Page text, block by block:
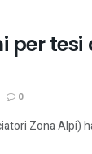
per
0
Zona